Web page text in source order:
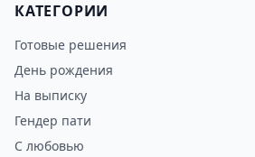
КАТЕГОРИИ
Готовые решения
День рождения
На выписку
Гендер пати
С любовью